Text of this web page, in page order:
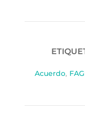
Acuerdo,